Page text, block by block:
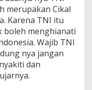
merupakan Cikal
Karena TNI itu
boleh menghianati
Wajib TNI
nya jangan
dan